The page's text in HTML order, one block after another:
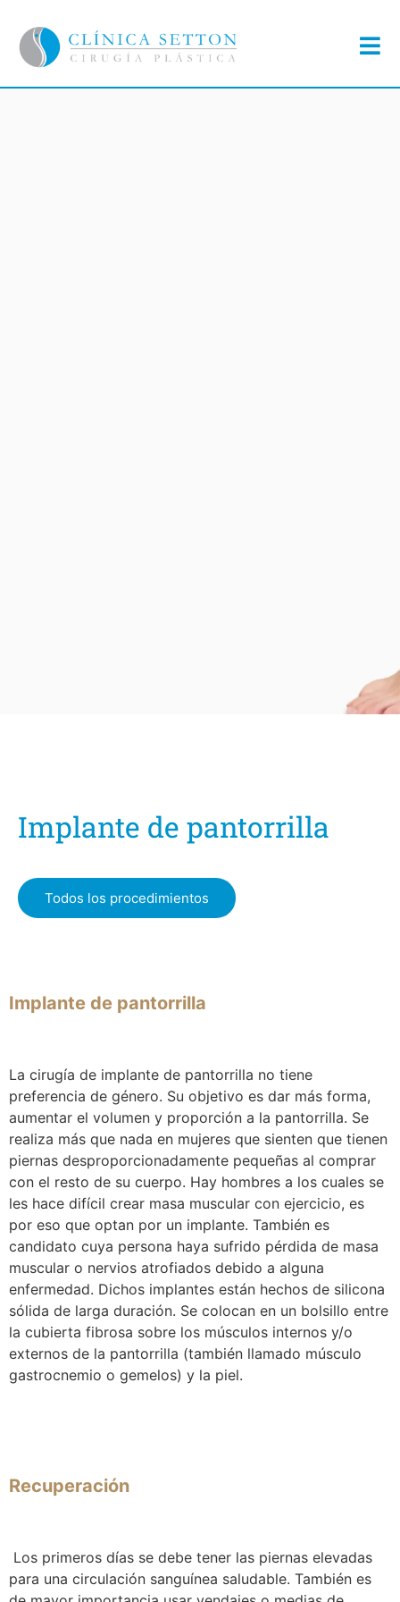
Implante de pantorrilla
Todos los procedimientos
Implante de pantorrilla
La cirugía de implante de pantorrilla no tiene
preferencia de género. Su objetivo es dar más forma,
aumentar el volumen y proporción a la pantorrilla. Se
realiza más que nada en mujeres que sienten que tienen
piernas desproporcionadamente pequeñas al comprar
con el resto de su cuerpo. Hay hombres a los cuales se
les hace difícil crear masa muscular con ejercicio, es
por eso que optan por un implante. También es
candidato cuya persona haya sufrido pérdida de masa
muscular o nervios atrofiados debido a alguna
enfermedad. Dichos implantes están hechos de silicona
sólida de larga duración. Se colocan en un bolsillo entre
la cubierta fibrosa sobre los músculos internos y/o
externos de la pantorrilla (también llamado músculo
gastrocnemio o gemelos) y la piel.
Recuperación
Los primeros días se debe tener las piernas elevadas
para una circulación sanguínea saludable. También es